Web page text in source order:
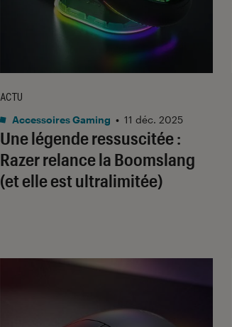
Une légende ressuscitée :
Razer relance la Boomslang
(et elle est ultralimitée)
ACTU
Accessoires Gaming • 11 déc. 2025